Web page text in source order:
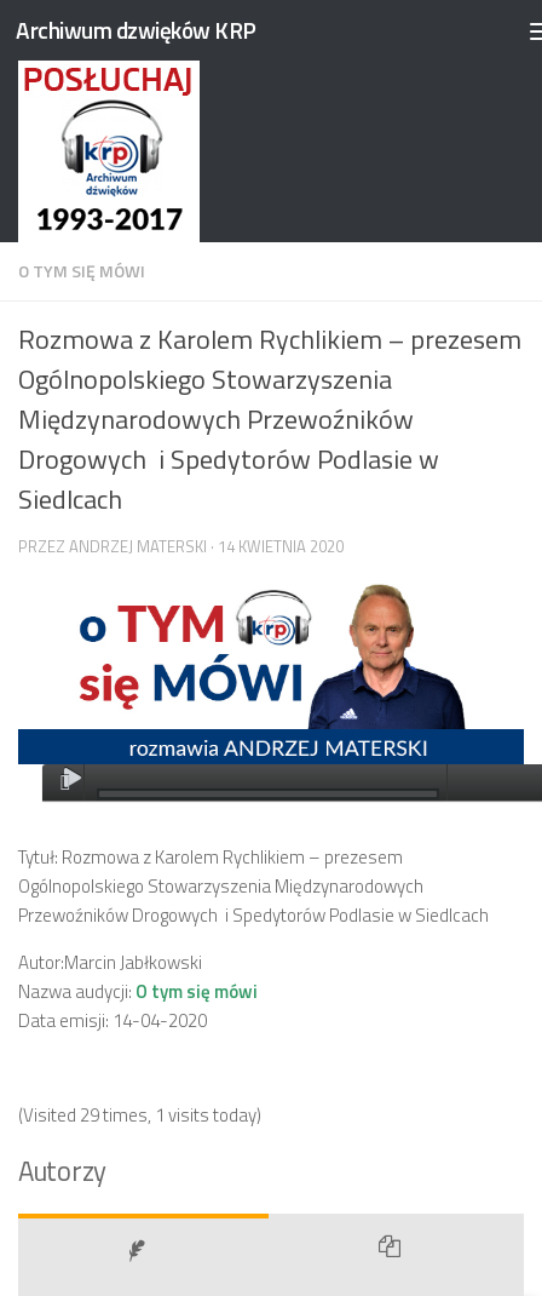
Przejdź do treści
Archiwum dzwięków KRP
O TYM SIĘ MÓWI
Rozmowa z Karolem Rychlikiem – prezesem
Ogólnopolskiego Stowarzyszenia
Międzynarodowych Przewoźników
Drogowych i Spedytorów Podlasie w
Siedlcach
PRZEZ ANDRZEJ MATERSKI · 14 KWIETNIA 2020
Tytuł: Rozmowa z Karolem Rychlikiem – prezesem
Ogólnopolskiego Stowarzyszenia Międzynarodowych
Przewoźników Drogowych i Spedytorów Podlasie w Siedlcach
Autor:Marcin Jabłkowski
Nazwa audycji: O tym się mówi
Data emisji: 14-04-2020
(Visited 29 times, 1 visits today)
Autorzy